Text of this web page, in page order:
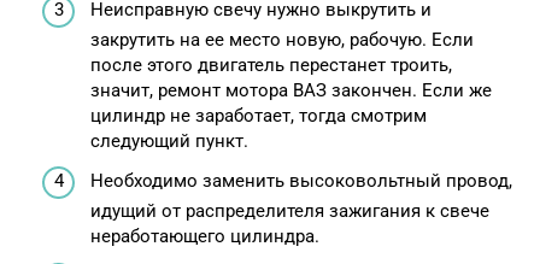
Неисправную свечу нужно выкрутить и
закрутить на ее место новую, рабочую. Если
после этого двигатель перестанет троить,
значит, ремонт мотора ВАЗ закончен. Если же
цилиндр не заработает, тогда смотрим
следующий пункт.
Необходимо заменить высоковольтный провод,
идущий от распределителя зажигания к свече
неработающего цилиндра.